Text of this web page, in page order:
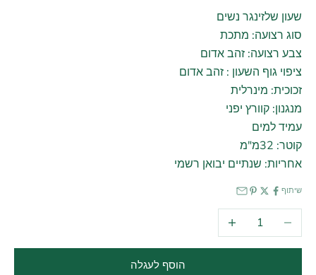
שעון שלזינגר נשים
סוג רצועה: מתכת
צבע רצועה: זהב אדום
ציפוי גוף השעון : זהב אדום
זכוכית: מינרלית
מנגנון: קוורץ יפני
עמיד למים
קוטר: 32מ"מ
אחריות: שנתיים יבואן רשמי
שיתוף
הקטנת הכמות הגדלת הכמות
הוסף לעגלה